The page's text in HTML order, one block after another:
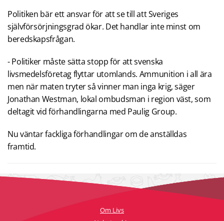
Politiken bär ett ansvar för att se till att Sveriges
självförsörjningsgrad ökar. Det handlar inte minst om
beredskapsfrågan.
- Politiker måste sätta stopp för att svenska
livsmedelsföretag flyttar utomlands. Ammunition i all ära
men när maten tryter så vinner man inga krig, säger
Jonathan Westman, lokal ombudsman i region väst, som
deltagit vid förhandlingarna med Paulig Group.
Nu väntar fackliga förhandlingar om de anställdas
framtid.
Om Livs